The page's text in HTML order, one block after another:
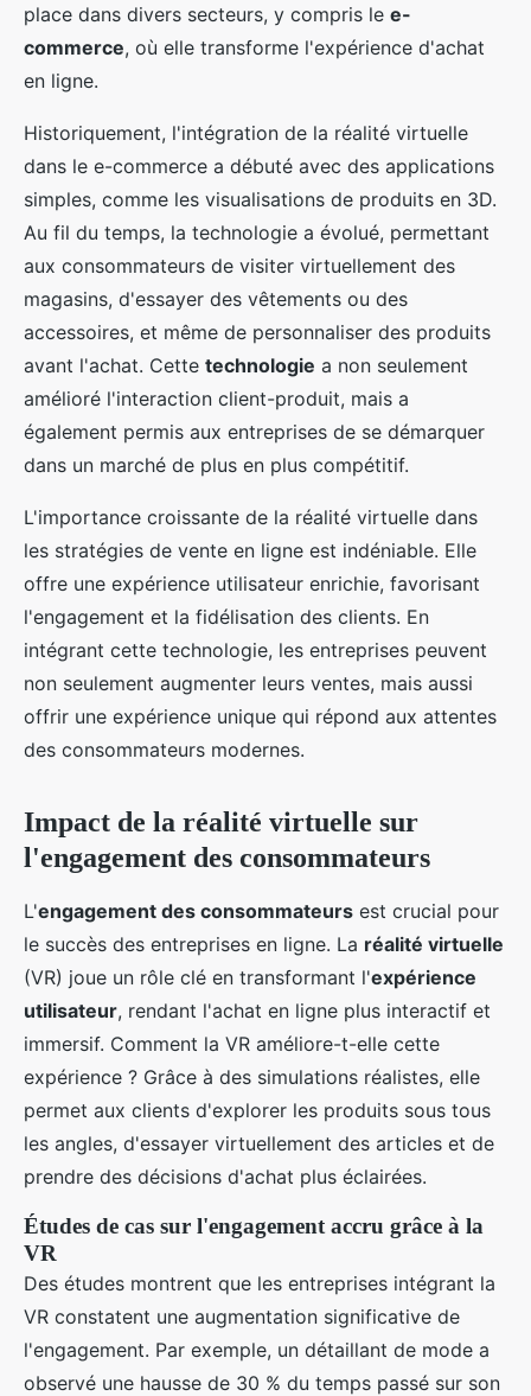
place dans divers secteurs, y compris le e-
commerce, où elle transforme l'expérience d'achat
en ligne.
Historiquement, l'intégration de la réalité virtuelle
dans le e-commerce a débuté avec des applications
simples, comme les visualisations de produits en 3D.
Au fil du temps, la technologie a évolué, permettant
aux consommateurs de visiter virtuellement des
magasins, d'essayer des vêtements ou des
accessoires, et même de personnaliser des produits
avant l'achat. Cette technologie a non seulement
amélioré l'interaction client-produit, mais a
également permis aux entreprises de se démarquer
dans un marché de plus en plus compétitif.
L'importance croissante de la réalité virtuelle dans
les stratégies de vente en ligne est indéniable. Elle
offre une expérience utilisateur enrichie, favorisant
l'engagement et la fidélisation des clients. En
intégrant cette technologie, les entreprises peuvent
non seulement augmenter leurs ventes, mais aussi
offrir une expérience unique qui répond aux attentes
des consommateurs modernes.
Impact de la réalité virtuelle sur
l'engagement des consommateurs
L'engagement des consommateurs est crucial pour
le succès des entreprises en ligne. La réalité virtuelle
(VR) joue un rôle clé en transformant l'expérience
utilisateur, rendant l'achat en ligne plus interactif et
immersif. Comment la VR améliore-t-elle cette
expérience ? Grâce à des simulations réalistes, elle
permet aux clients d'explorer les produits sous tous
les angles, d'essayer virtuellement des articles et de
prendre des décisions d'achat plus éclairées.
Études de cas sur l'engagement accru grâce à la
VR
Des études montrent que les entreprises intégrant la
VR constatent une augmentation significative de
l'engagement. Par exemple, un détaillant de mode a
observé une hausse de 30 % du temps passé sur son